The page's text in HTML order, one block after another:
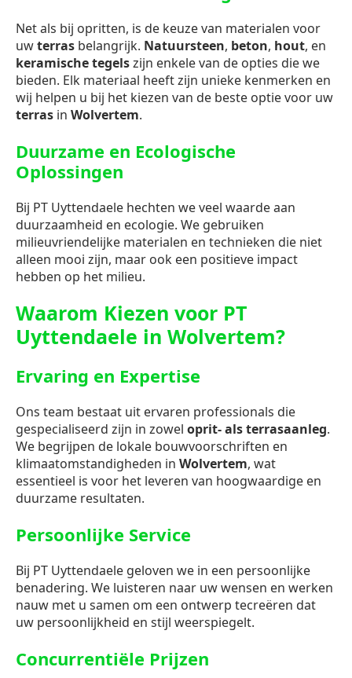
Net als bij opritten, is de keuze van materialen voor
uwterras belangrijk. Natuursteen, beton, hout, en
keramische tegelszijn enkele van de opties die we
bieden. Elk materiaal heeft zijn unieke kenmerken en
wij helpen u bij het kiezen van de beste optie voor uw
terras in Wolvertem.
Duurzame en Ecologische
Oplossingen
Bij PT Uyttendaele hechten we veel waarde aan
duurzaamheid en ecologie. We gebruiken
milieuvriendelijke materialen en technieken die niet
alleen mooi zijn, maar ook een positieve impact
hebben op het milieu.
Waarom Kiezen voor PT
Uyttendaele in Wolvertem?
Ervaring en Expertise
Ons team bestaat uit ervaren professionals die
gespecialiseerd zijn in zowel oprit- als terrasaanleg.
We begrijpen de lokale bouwvoorschriften en
klimaatomstandigheden in Wolvertem, wat
essentieel is voor het leveren van hoogwaardige en
duurzame resultaten.
Persoonlijke Service
Bij PT Uyttendaele geloven we in een persoonlijke
benadering. We luisteren naar uw wensen en werken
nauw met u samen om een ontwerp tecreëren dat
uw persoonlijkheid en stijl weerspiegelt.
Concurrentiële Prijzen